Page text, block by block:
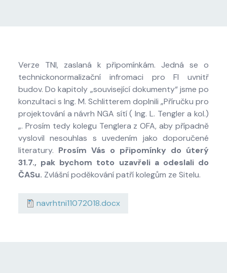
Verze TNI, zaslaná k připomínkám. Jedná se o
technickonormalizační infromaci pro FI uvnitř
budov. Do kapitoly „související dokumenty“ jsme po
konzultaci s Ing. M. Schlitterem doplnili „Příručku pro
projektování a návrh NGA sítí ( Ing. L. Tengler a kol.)
„. Prosím tedy kolegu Tenglera z OFA, aby případně
vyslovil nesouhlas s uvedením jako doporučené
literatury. Prosím Vás o připomínky do úterý
31.7., pak bychom toto uzavřeli a odeslali do
ČASu. Zvlášní poděkování patří kolegům ze Sitelu.
navrhtni11072018.docx